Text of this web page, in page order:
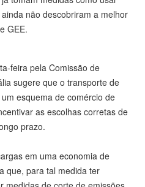
não descobriram a melhor
GEE.
feira pela Comissão de
sugere que o transporte de
esquema de comércio de
as escolhas corretas de
prazo.
em uma economia de
que, para tal medida ter